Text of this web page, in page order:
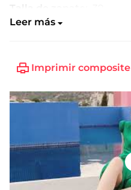
Leer más
Imprimir composite